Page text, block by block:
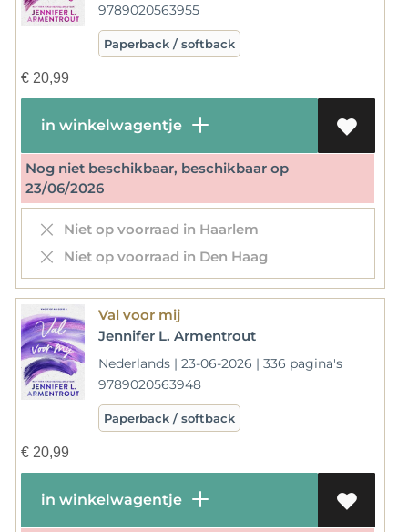
9789020563955
Paperback / softback
€20,99
in winkelwagentje
Nog niet beschikbaar, beschikbaar op
23/06/2026
Niet op voorraad in Haarlem
Niet op voorraad in Den Haag
Val voor mij
Jennifer L. Armentrout
Nederlands | 23-06-2026 | 336 pagina's
9789020563948
Paperback / softback
€20,99
in winkelwagentje